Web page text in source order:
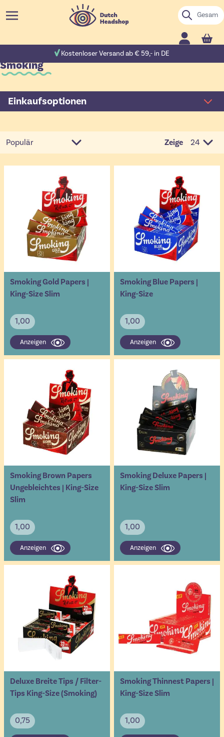
Suche
Cart
Kostenloser Versand ab € 59,- in DE
Smoking
Einkaufsoptionen
Zeige
pro
Smoking Gold Papers |
King-Size Slim
1,00
Anzeigen
Smoking Blue Papers |
King-Size
1,00
Anzeigen
Smoking Brown Papers
Ungebleichtes | King-Size
Slim
1,00
Anzeigen
Smoking Deluxe Papers |
King-Size Slim
1,00
Anzeigen
Deluxe Breite Tips / Filter-
Tips King-Size (Smoking)
0,75
Smoking Thinnest Papers |
King-Size Slim
1,00